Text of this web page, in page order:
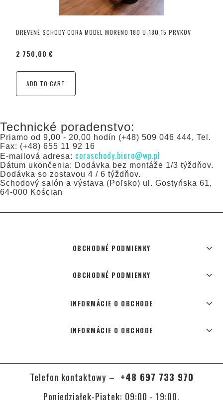
DREVENÉ SCHODY CORA MODEL MORENO 180 U-180 15 PRVKOV
2 750,00 €
ADD TO CART
Technické poradenstvo:
Priamo od 9,00 - 20,00 hodín (+48) 509 046 444, Tel.
Fax: (+48) 655 11 92 16
E-mailová adresa: coraschody.biuro@wp.pl
Dátum ukončenia: Dodávka bez montáže 1/3 týždňov.
Dodávka so zostavou 4 / 6 týždňov.
Schodový salón a výstava (Poľsko) ul. Gostyńska 61,
64-000 Kościan
OBCHODNÉ PODMIENKY
OBCHODNÉ PODMIENKY
INFORMÁCIE O OBCHODE
INFORMÁCIE O OBCHODE
Telefon kontaktowy – +48 697 733 970
Poniedziałek-Piątek: 09:00 - 19:00,